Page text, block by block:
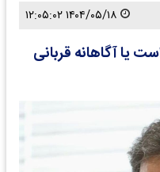
یا آگاهانه قربانی